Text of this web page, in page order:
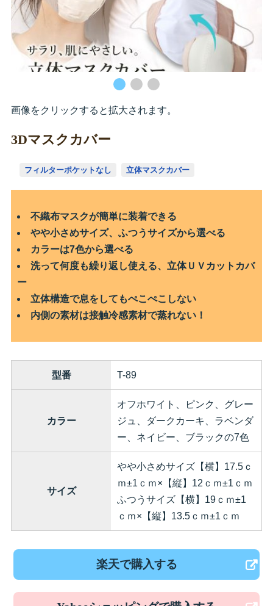
画像をクリックすると拡大されます。
3Dマスクカバー
フィルターポケットなし 立体マスクカバー
不織布マスクが簡単に装着できる
やや小さめサイズ、ふつうサイズから選べる
カラーは7色から選べる
洗って何度も繰り返し使える、立体ＵＶカットカバ
ー
立体構造で息をしてもぺこぺこしない
内側の素材は接触冷感素材で蒸れない！
型番 T-89
カラー
オフホワイト、ピンク、グレー
ジュ、ダークカーキ、ラベンダ
ー、ネイビー、ブラックの7色
サイズ
やや小さめサイズ【横】17.5ｃ
ｍ±1ｃｍ×【縦】12ｃｍ±1ｃｍ
ふつうサイズ【横】19ｃｍ±1
ｃｍ×【縦】13.5ｃｍ±1ｃｍ
楽天で購入する